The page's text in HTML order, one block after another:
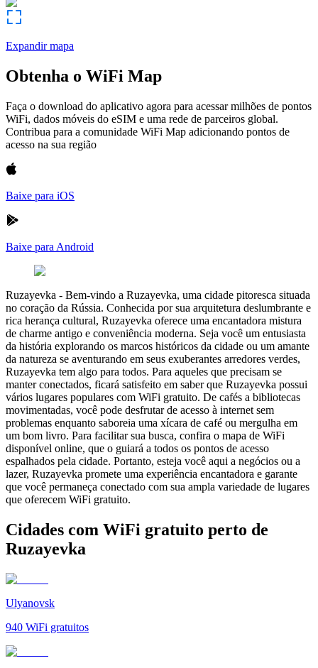
Expandir mapa
Obtenha o WiFi Map
Faça o download do aplicativo agora para acessar milhões de pontos
WiFi, dados móveis do eSIM e uma rede de parceiros global.
Contribua para a comunidade WiFi Map adicionando pontos de
acesso na sua região
Baixe para iOS
Baixe para Android
Ruzayevka - Bem-vindo a Ruzayevka, uma cidade pitoresca situada
no coração da Rússia. Conhecida por sua arquitetura deslumbrante e
rica herança cultural, Ruzayevka oferece uma encantadora mistura
de charme antigo e conveniência moderna. Seja você um entusiasta
da história explorando os marcos históricos da cidade ou um amante
da natureza se aventurando em seus exuberantes arredores verdes,
Ruzayevka tem algo para todos. Para aqueles que precisam se
manter conectados, ficará satisfeito em saber que Ruzayevka possui
vários lugares populares com WiFi gratuito. De cafés a bibliotecas
movimentadas, você pode desfrutar de acesso à internet sem
problemas enquanto saboreia uma xícara de café ou mergulha em
um bom livro. Para facilitar sua busca, confira o mapa de WiFi
disponível online, que o guiará a todos os pontos de acesso
espalhados pela cidade. Portanto, esteja você aqui a negócios ou a
lazer, Ruzayevka promete uma experiência encantadora e garante
que você permaneça conectado com sua ampla variedade de lugares
que oferecem WiFi gratuito.
Cidades com WiFi gratuito perto de
Ruzayevka
Ulyanovsk
940 WiFi gratuitos